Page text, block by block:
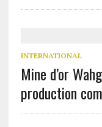
INTERNATIONAL
Mine d’or
production